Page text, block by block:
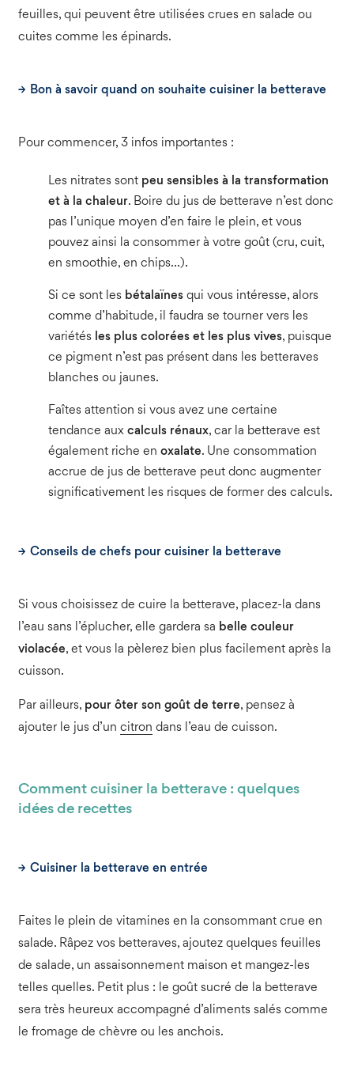
feuilles, qui peuvent être utilisées crues en salade ou
cuites comme les épinards.
Bon à savoir quand on souhaite cuisiner la betterave
Pour commencer, 3 infos importantes :
Les nitrates sont peu sensibles à la transformation
et à la chaleur. Boire du jus de betterave n’est donc
pas l’unique moyen d’en faire le plein, et vous
pouvez ainsi la consommer à votre goût (cru, cuit,
en smoothie, en chips…).
Si ce sont les bétalaïnesqui vous intéresse, alors
comme d’habitude, il faudra se tourner vers les
variétés les plus colorées et les plus vives, puisque
ce pigment n’est pas présent dans les betteraves
blanches ou jaunes.
Faîtes attention si vous avez une certaine
tendance auxcalculs rénaux, car la betterave est
également riche en oxalate. Une consommation
accrue de jus de betterave peut donc augmenter
significativement les risques de former des calculs.
Conseils de chefs pour cuisiner la betterave
Si vous choisissez de cuire la betterave, placez-la dans
l’eau sans l’éplucher, elle gardera sa belle couleur
violacée, et vous la pèlerez bien plus facilement après la
cuisson.
Par ailleurs, pour ôter son goût de terre, pensez à
ajouter le jus d’un citron dans l’eau de cuisson.
Comment cuisiner la betterave : quelques
idées de recettes
Cuisiner la betterave en entrée
Faites le plein de vitamines en la consommant crue en
salade. Râpez vos betteraves, ajoutez quelques feuilles
de salade, un assaisonnement maison et mangez-les
telles quelles. Petit plus : le goût sucré de la betterave
sera très heureux accompagné d’aliments salés comme
le fromage de chèvre ou les anchois.